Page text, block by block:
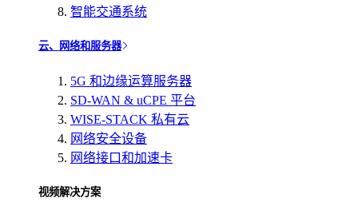
智能交通系统
云、网络和服务器
5G 和边缘运算服务器
SD-WAN & uCPE 平台
WISE-STACK 私有云
网络安全设备
网络接口和加速卡
视频解决方案